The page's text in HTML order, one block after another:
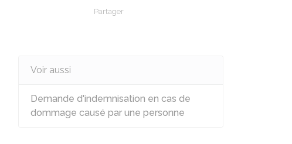
Partager
Voir aussi
Demande d'indemnisation en cas de
dommage causé par une personne